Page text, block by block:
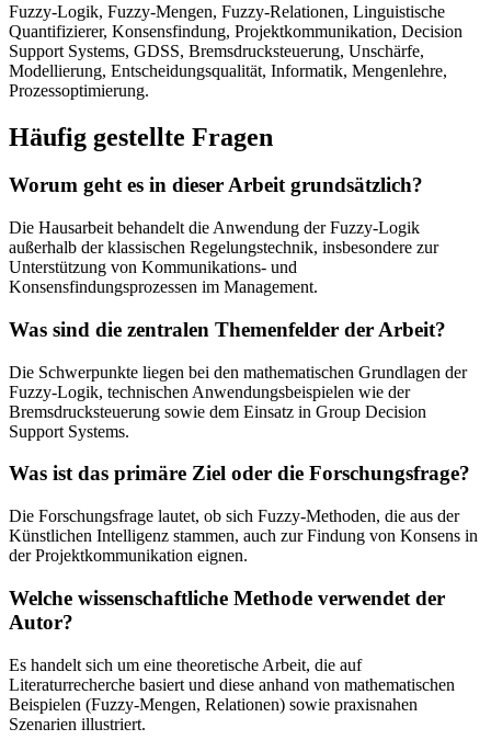
Fuzzy-Logik, Fuzzy-Mengen, Fuzzy-Relationen, Linguistische
Quantifizierer, Konsensfindung, Projektkommunikation, Decision
Support Systems, GDSS, Bremsdrucksteuerung, Unschärfe,
Modellierung, Entscheidungsqualität, Informatik, Mengenlehre,
Prozessoptimierung.
Häufig gestellte Fragen
Worum geht es in dieser Arbeit grundsätzlich?
Die Hausarbeit behandelt die Anwendung der Fuzzy-Logik
außerhalb der klassischen Regelungstechnik, insbesondere zur
Unterstützung von Kommunikations- und
Konsensfindungsprozessen im Management.
Was sind die zentralen Themenfelder der Arbeit?
Die Schwerpunkte liegen bei den mathematischen Grundlagen der
Fuzzy-Logik, technischen Anwendungsbeispielen wie der
Bremsdrucksteuerung sowie dem Einsatz in Group Decision
Support Systems.
Was ist das primäre Ziel oder die Forschungsfrage?
Die Forschungsfrage lautet, ob sich Fuzzy-Methoden, die aus der
Künstlichen Intelligenz stammen, auch zur Findung von Konsens in
der Projektkommunikation eignen.
Welche wissenschaftliche Methode verwendet der
Autor?
Es handelt sich um eine theoretische Arbeit, die auf
Literaturrecherche basiert und diese anhand von mathematischen
Beispielen (Fuzzy-Mengen, Relationen) sowie praxisnahen
Szenarien illustriert.